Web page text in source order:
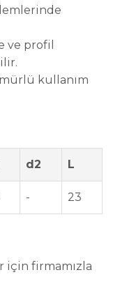
ve profil
kullanım
d2 L
- 23
için firmamızla